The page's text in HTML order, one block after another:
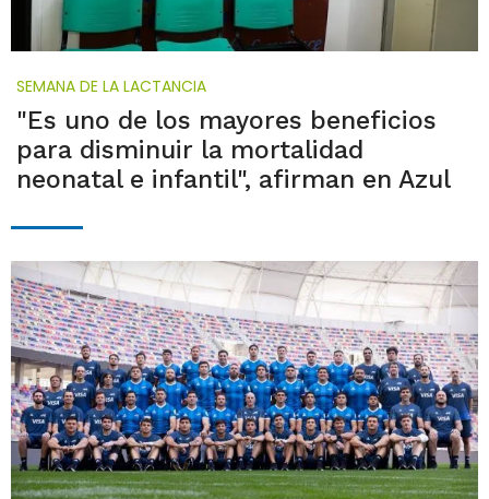
SEMANA DE LA LACTANCIA
"Es uno de los mayores beneficios
para disminuir la mortalidad
neonatal e infantil", afirman en Azul